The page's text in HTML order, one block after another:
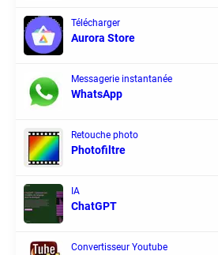
Télécharger
Aurora Store
Messagerie instantanée
WhatsApp
Retouche photo
Photofiltre
IA
ChatGPT
Convertisseur Youtube